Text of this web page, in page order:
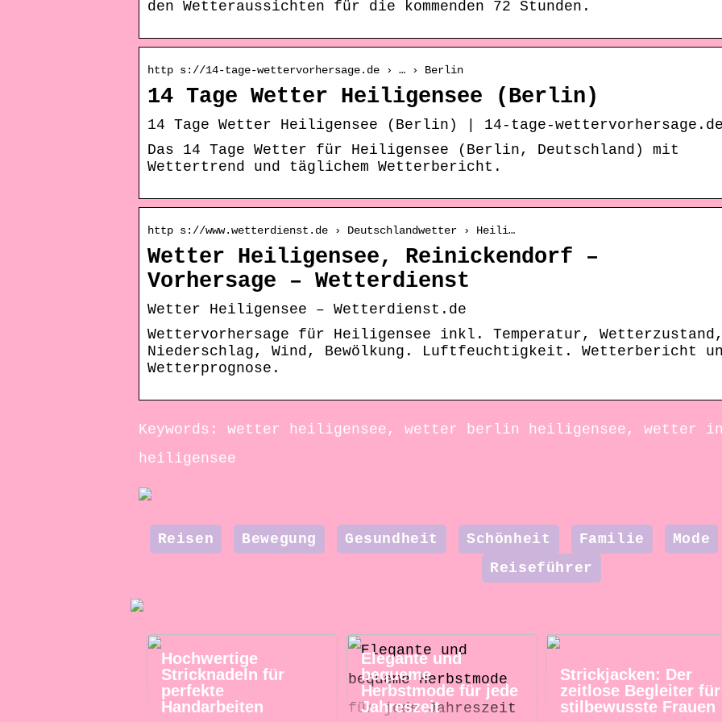
den Wetteraussichten für die kommenden 72 Stunden.
http s://14-tage-wettervorhersage.de › … › Berlin
14 Tage Wetter Heiligensee (Berlin)
14 Tage Wetter Heiligensee (Berlin) | 14-tage-wettervorhersage.de
Das 14 Tage Wetter für Heiligensee (Berlin, Deutschland) mit
Wettertrend und täglichem Wetterbericht.
http s://www.wetterdienst.de › Deutschlandwetter › Heili…
Wetter Heiligensee, Reinickendorf –
Vorhersage – Wetterdienst
Wetter Heiligensee – Wetterdienst.de
Wettervorhersage für Heiligensee inkl. Temperatur, Wetterzustand,
Niederschlag, Wind, Bewölkung. Luftfeuchtigkeit. Wetterbericht
Wetterprognose.
Keywords: wetter heiligensee, wetter berlin heiligensee, wetter in
heiligensee
Reisen Bewegung Gesundheit Schönheit Familie Mode
Reiseführer
Hochwertige
Stricknadeln für
perfekte
Handarbeiten
Elegante und
bequeme
Herbstmode für jede
Jahreszeit
Strickjacken: Der
zeitlose Begleiter für
stilbewusste Frauen